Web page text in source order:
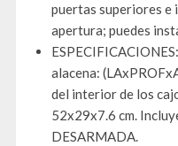
puertas superiores e
apertura; puedes
alacena:
del interior de los
52x29x7.6 cm.
DESARMADA.